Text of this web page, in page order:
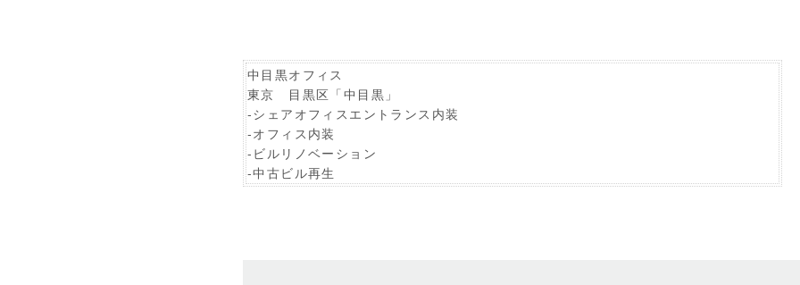
中目黒オフィス
東京 目黒区「中目黒」
‐シェアオフィスエントランス内装
‐オフィス内装
-ビルリノベーション
-中古ビル再生